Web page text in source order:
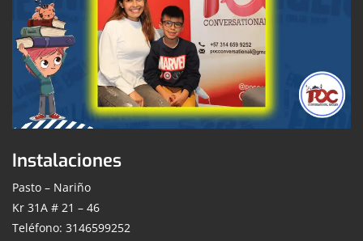
Instalaciones
Pasto – Nariño
Kr 31A # 21 – 46
Teléfono: 3146599252